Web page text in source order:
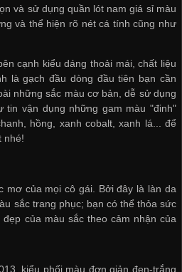
và sử dụng quần lót nam giá sỉmàu
và thể hiện rõ nét cá tính cũng như
cạnh kiểu dáng thoải mái, chất liệu
là gạch đầu dòng đầu tiên bạn cần
những sắc màu cơ bản, dễ sử dụng
tin vận dụng những gam màu "đinh"
hồng, xanh cobalt, xanh lá... để
nhé!
mơ của mọi cô gái. Bởi đây là làn da
sắc trang phục; bạn có thể thỏa sức
của màu sắc theo cảm nhận của
kiểu phối màu đơn giản đen-trắng